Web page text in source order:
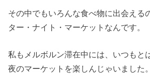
その中でもいろんな食べ物に出会える
ター・ナイト・マーケットなんです。
私もメルボルン滞在中には、いつもと
夜のマーケットを楽しんじゃいました